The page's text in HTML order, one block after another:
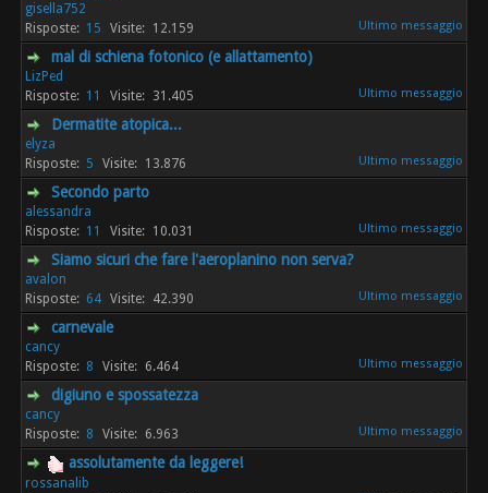
gisella752
15
12.159
mal di schiena fotonico (e allattamento)
LizPed
11
31.405
Dermatite atopica...
elyza
5
13.876
Secondo parto
alessandra
11
10.031
Siamo sicuri che fare l'aeroplanino non serva?
avalon
64
42.390
carnevale
cancy
8
6.464
digiuno e spossatezza
cancy
8
6.963
assolutamente da leggere!
rossanalib